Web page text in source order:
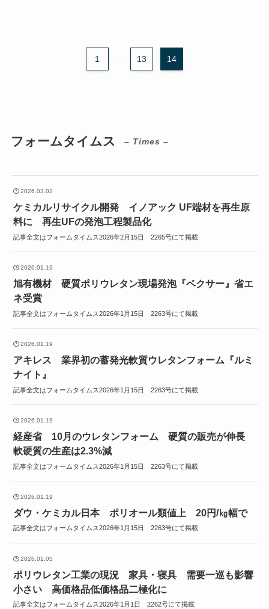
1 ... 13 14
フォームタイムス – Times –
2026.03.02
ケミカルリサイクル開発 イノアック UF端材を再生原
料に 再生UFの発泡工程製品化
記事全文はフォームタイムス2026年2月15日 2265号にて掲載
2026.01.19
旭有機材 硬質ポリウレタン現場発泡『ベクサー』省エ
ネ受賞
記事全文はフォームタイムス2026年1月15日 2263号にて掲載
2026.01.19
アキレス 業界初の蓄発光軟質ウレタンフォーム『ルミ
ナイト』
記事全文はフォームタイムス2026年1月15日 2263号にて掲載
2026.01.19
経産省 10月のウレタンフォーム 硬質の販売が伸長
軟硬質の生産は2.3%減
記事全文はフォームタイムス2026年1月15日 2263号にて掲載
2026.01.19
ダウ・ケミカル日本 ポリオール類値上 20円/㎏幅で
記事全文はフォームタイムス2026年1月15日 2263号にて掲載
2026.01.05
ポリウレタン工業の現況 家具・寝具 需要一巡も影響
小さい 高価格品低価格品二極化に
記事全文はフォームタイムス2026年1月1日 2262号にて掲載